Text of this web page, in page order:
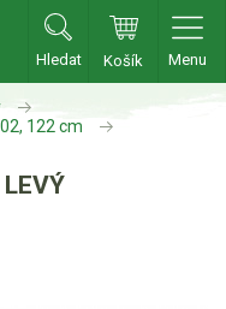
Hledat Košík Menu
122 cm